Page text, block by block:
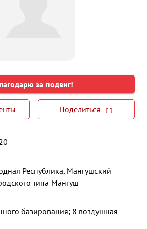
за подвиг!
Поделиться
Республика, Мангушский
типа Мангуш
базирования; 8 воздушная